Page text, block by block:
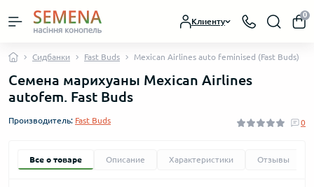
Клиенту
0
Сидбанки Fast Buds Mexican Airlines auto feminised (Fast Buds)
Семена марихуаны Mexican Airlines
autofem. Fast Buds
Производитель: Fast Buds 0
Все о товаре Описание Характеристики Отзывы